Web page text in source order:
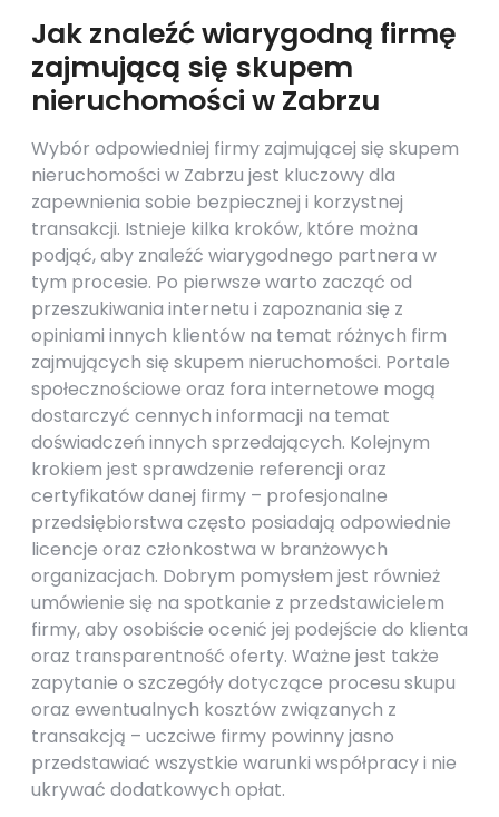
Jak znaleźć wiarygodną firmę
zajmującą się skupem
nieruchomości w Zabrzu
Wybór odpowiedniej firmy zajmującej się skupem
nieruchomości w Zabrzu jest kluczowy dla
zapewnienia sobie bezpiecznej i korzystnej
transakcji. Istnieje kilka kroków, które można
podjąć, aby znaleźć wiarygodnego partnera w
tym procesie. Po pierwsze warto zacząć od
przeszukiwania internetu i zapoznania się z
opiniami innych klientów na temat różnych firm
zajmujących się skupem nieruchomości. Portale
społecznościowe oraz fora internetowe mogą
dostarczyć cennych informacji na temat
doświadczeń innych sprzedających. Kolejnym
krokiem jest sprawdzenie referencji oraz
certyfikatów danej firmy – profesjonalne
przedsiębiorstwa często posiadają odpowiednie
licencje oraz członkostwa w branżowych
organizacjach. Dobrym pomysłem jest również
umówienie się na spotkanie z przedstawicielem
firmy, aby osobiście ocenić jej podejście do klienta
oraz transparentność oferty. Ważne jest także
zapytanie o szczegóły dotyczące procesu skupu
oraz ewentualnych kosztów związanych z
transakcją – uczciwe firmy powinny jasno
przedstawiać wszystkie warunki współpracy i nie
ukrywać dodatkowych opłat.